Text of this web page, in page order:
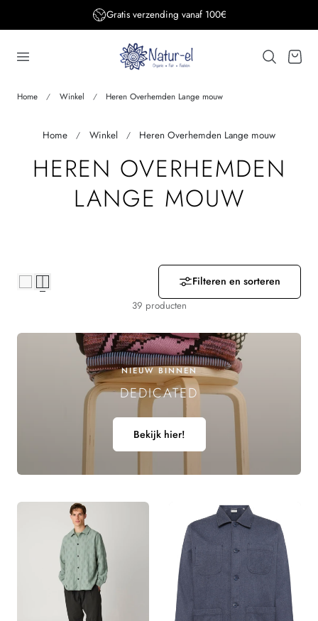
Gratis verzending BE&DE vanaf 150€
…
Home Winkel Heren Overhemden Lange mouw
Home Winkel Heren Overhemden Lange mouw
V
A
G
:
HEREN OVERHEMDEN
LANGE MOUW
Filteren en sorteren
39 producten
NIEUW BINNEN
DEDICATED
Bekijk hier!